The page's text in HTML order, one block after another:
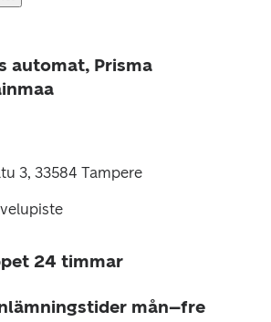
automat, Prisma
3, 33584 Tampere
24 timmar
mån–fre